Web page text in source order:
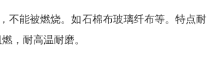
不能被燃烧。如石棉布玻璃纤布等。特
，耐高温耐磨。